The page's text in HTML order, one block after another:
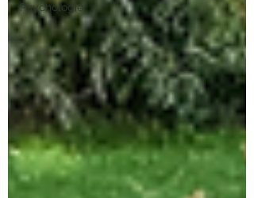
Psychologie